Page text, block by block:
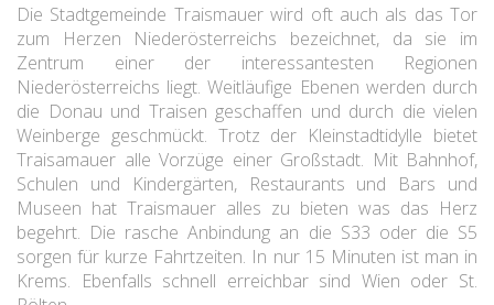
Die Stadtgemeinde Traismauer wird oft auch als das Tor
zum Herzen Niederösterreichs bezeichnet, da sie im
Zentrum einer der interessantesten Regionen
Niederösterreichs liegt. Weitläufige Ebenen werden durch
die Donau und Traisen geschaffen und durch die vielen
Weinberge geschmückt. Trotz der Kleinstadtidylle bietet
Traisamauer alle Vorzüge einer Großstadt. Mit Bahnhof,
Schulen und Kindergärten, Restaurants und Bars und
Museen hat Traismauer alles zu bieten was das Herz
begehrt. Die rasche Anbindung an die S33 oder die S5
sorgen für kurze Fahrtzeiten. In nur 15 Minuten ist man in
Krems. Ebenfalls schnell erreichbar sind Wien oder St.